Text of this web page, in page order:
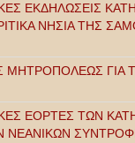
ΕΚΔΗΛΩΣΕΙΣ
ΝΗΣΙΑ ΤΗΣ
ΜΗΤΡΟΠΟΛΕΩΣ ΓΙΑ
ΕΟΡΤΕΣ ΤΩΝ
ΝΕΑΝΙΚΩΝ